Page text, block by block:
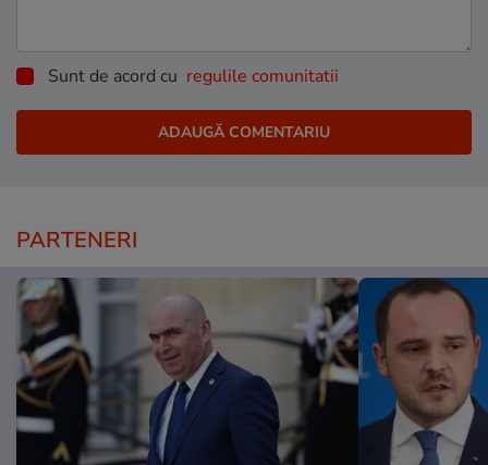
Sunt de acord cu regulile comunitatii
PARTENERI